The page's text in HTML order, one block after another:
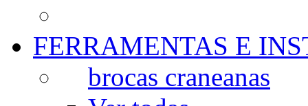
FERRAMENTAS E
brocas craneanas